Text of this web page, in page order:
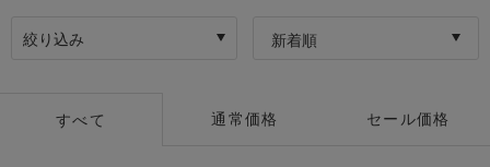
絞り込み 新着順
すべて 通常価格 セール価格